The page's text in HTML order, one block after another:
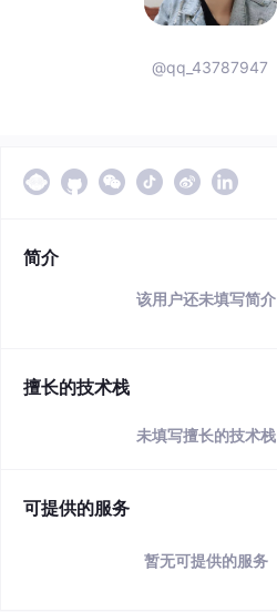
@qq_43787947
简介
该用户还未填写简介
擅长的技术栈
未填写擅长的技术栈
可提供的服务
暂无可提供的服务